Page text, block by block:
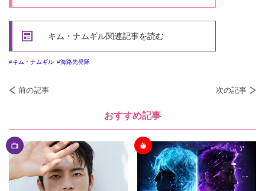
キム・ナムギル関連記事を読む
キム・ナムギル 海路先発隊
前の記事 次の記事
おすすめ記事